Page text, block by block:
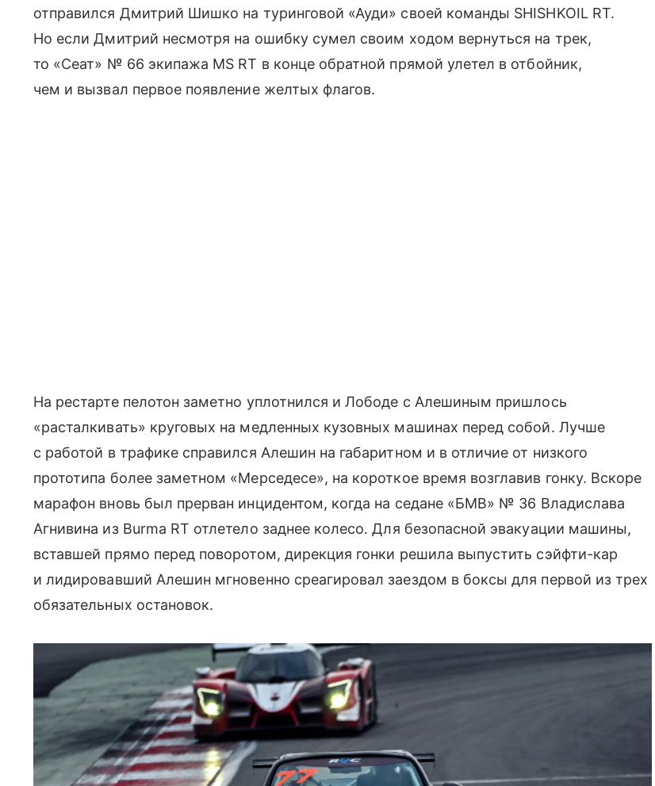
отправился Дмитрий Шишко на туринговой «Ауди» своей команды SHISHKOIL RT.
Но если Дмитрий несмотря на ошибку сумел своим ходом вернуться на трек,
то «Сеат» № 66 экипажа MS RT в конце обратной прямой улетел в отбойник,
чем и вызвал первое появление желтых флагов.
На рестарте пелотон заметно уплотнился и Лободе с Алешиным пришлось
«расталкивать» круговых на медленных кузовных машинах перед собой. Лучше
с работой в трафике справился Алешин на габаритном и в отличие от низкого
прототипа более заметном «Мерседесе», на короткое время возглавив гонку. Вскоре
марафон вновь был прерван инцидентом, когда на седане «БМВ» № 36 Владислава
Агнивина из Burma RT отлетело заднее колесо. Для безопасной эвакуации машины,
вставшей прямо перед поворотом, дирекция гонки решила выпустить сэйфти-кар
и лидировавший Алешин мгновенно среагировал заездом в боксы для первой из трех
обязательных остановок.